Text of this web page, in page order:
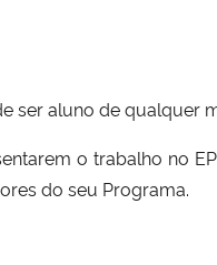
ser aluno de qualquer
o trabalho no
do seu Programa.